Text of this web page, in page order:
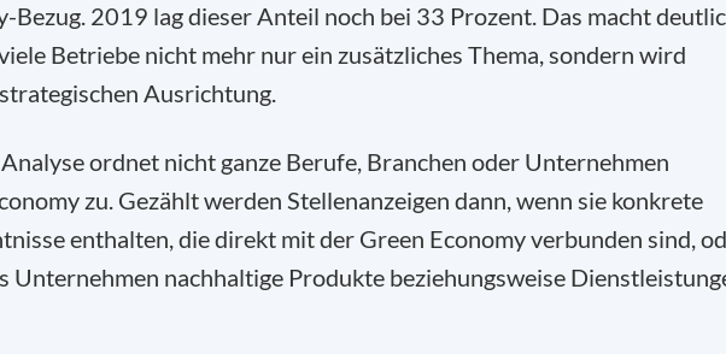
Bezug. 2019 lag dieser Anteil noch bei 33 Prozent. Das macht
Betriebe nicht mehr nur ein zusätzliches Thema, sondern wird
Ausrichtung.
ordnet nicht ganze Berufe, Branchen oder Unternehmen
zu. Gezählt werden Stellenanzeigen dann, wenn sie konkrete
enthalten, die direkt mit der Green Economy verbunden sind,
Unternehmen nachhaltige Produkte beziehungsweise